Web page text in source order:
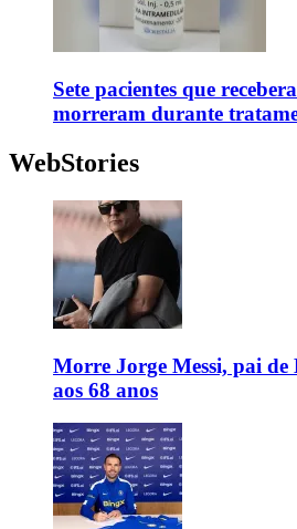
Sete pacientes que
morreram durante
WebStories
Morre Jorge Messi, pai de
aos 68 anos